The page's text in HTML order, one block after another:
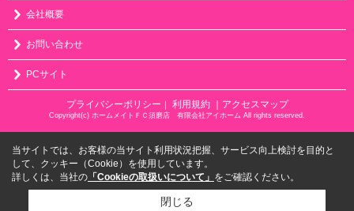
会社概要
お問い合わせ
PCサイト
プライバシーポリシー ｜ 利用規約 ｜アクセスマップ
Copyright(c) ホームメイトＦＣ須磨店 有限会社アイホーム All rights reserved.
当サイトでは、お客様の当サイト利用状況把握、サービス向上検討を目的と
して、クッキー（Cookie）を使用しています。
詳しくは、当社の 「Cookieの取扱いについて」 をご確認ください。
閉じる